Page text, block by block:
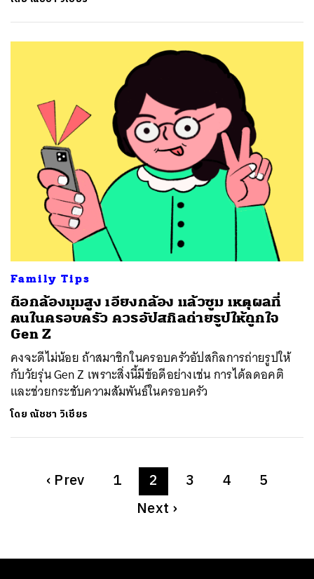
Family Tips
ถือกล้องมุมสูง เอียงกล้อง แล้วซูม เหตุผลที่
คนในครอบครัว ควรอัปสกิลถ่ายรูปให้ถูกใจ
Gen Z
คงจะดีไม่น้อย ถ้าสมาชิกในครอบครัวอัปสกิลการถ่ายรูปให้
กับวัยรุ่น Gen Z เพราะสิ่งนี้มีข้อดีอย่างเช่น การได้ลดอคติ
และช่วยกระชับความสัมพันธ์ในครอบครัว
โดย ณัชชา วิเชียร
‹ Prev 1 2 3 4
5
Next ›